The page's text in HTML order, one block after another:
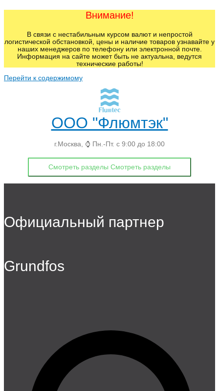
Внимание!
В связи с нестабильным курсом валют и непростой
логистической обстановкой, цены и наличие товаров узнавайте у
наших менеджеров по телефону или электронной почте.
Информация на сайте может быть не актуальна, ведутся
технические работы!
Перейти к содержимому
ООО "Флюмтэк"
г.Москва, ⌚ Пн.-Пт. с 9:00 до 18:00
Смотреть разделы Смотреть разделы
Официальный партнер
Grundfos